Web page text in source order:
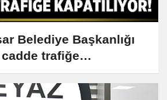
Belediye Başkanlığı
trafiğe